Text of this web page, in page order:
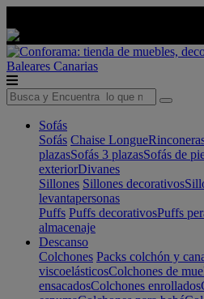
Baleares Canarias
Sofás
Sofás Chaise Longue
plazasSofás 3 plazasSofás de
exteriorDivanes
Sillones Sillones decorativos
levantapersonas
Puffs Puffs decorativosPuffs
almacenaje
Descanso
Colchones Packs colchón y
viscoelásticosColchones de
ensacadosColchones enrollados